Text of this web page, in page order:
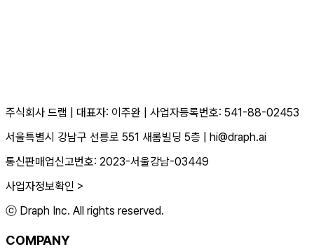
주식회사 드랩 대표자: 이주완
사업자등록번호: 541-88-02453
서울특별시 강남구 선릉로 551 새롬빌딩 5층
hi@draph.ai
통신판매업신고번호: 2023-서울강남-03449
사업자정보확인 >
ⓒ Draph Inc. All rights reserved.
COMPANY